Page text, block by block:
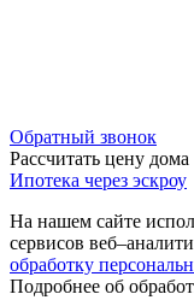
Обратный звонок
Рассчитать цену дома
Ипотека через эскроу
На нашем сайте
сервисов
обработку
Подробнее об